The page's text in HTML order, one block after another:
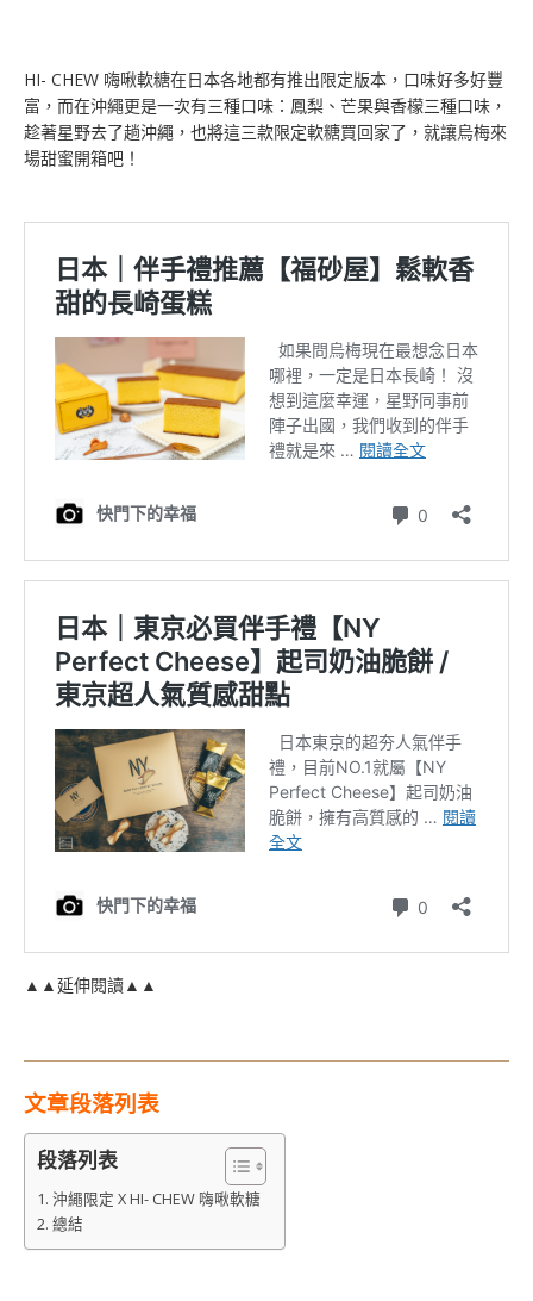
HI- CHEW 嗨啾軟糖在日本各地都有推出限定版本，口味好多好豐
富，而在沖繩更是一次有三種口味：鳳梨、芒果與香檬三種口味，
趁著星野去了趟沖繩，也將這三款限定軟糖買回家了，就讓烏梅來
場甜蜜開箱吧！
▲▲延伸閱讀▲▲
文章段落列表
段落列表
沖繩限定 X HI- CHEW 嗨啾軟糖
總結